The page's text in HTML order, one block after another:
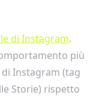
di Instagram.
più
Instagram (tag
Storie) rispetto